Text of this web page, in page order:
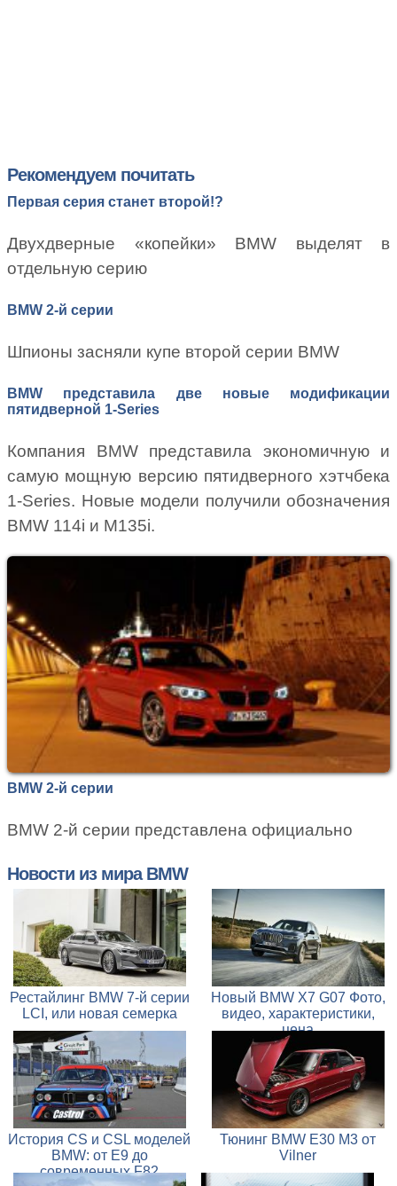
Рекомендуем почитать
Первая серия станет второй!?
Двухдверные «копейки» BMW выделят в
отдельную серию
BMW 2-й серии
Шпионы засняли купе второй серии BMW
BMW представила две новые модификации
пятидверной 1-Series
Компания BMW представила экономичную и
самую мощную версию пятидверного хэтчбека
1-Series. Новые модели получили обозначения
BMW 114i и М135i.
BMW 2-й серии
BMW 2-й серии представлена официально
Новости из мира BMW
Рестайлинг BMW 7-й серии
LCI, или новая семерка
Новый BMW X7 G07 Фото,
видео, характеристики,
цена
История CS и CSL моделей
BMW: от E9 до
современных F82
Тюнинг BMW E30 M3 от
Vilner